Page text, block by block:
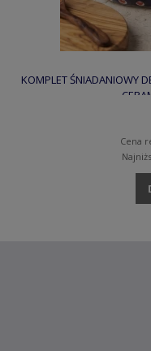
KOMPLET ŚNIADANIOWY
Cena